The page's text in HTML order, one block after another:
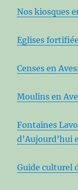
Nos kiosques
Eglises
Censes en
Moulins en
Fontaines
d’Aujourd’hui
Guide culturel